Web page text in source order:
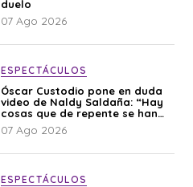
duelo
07 Ago 2026
ESPECTÁCULOS
Óscar Custodio pone en duda
video de Naldy Saldaña: “Hay
cosas que de repente se han
editado”
07 Ago 2026
ESPECTÁCULOS